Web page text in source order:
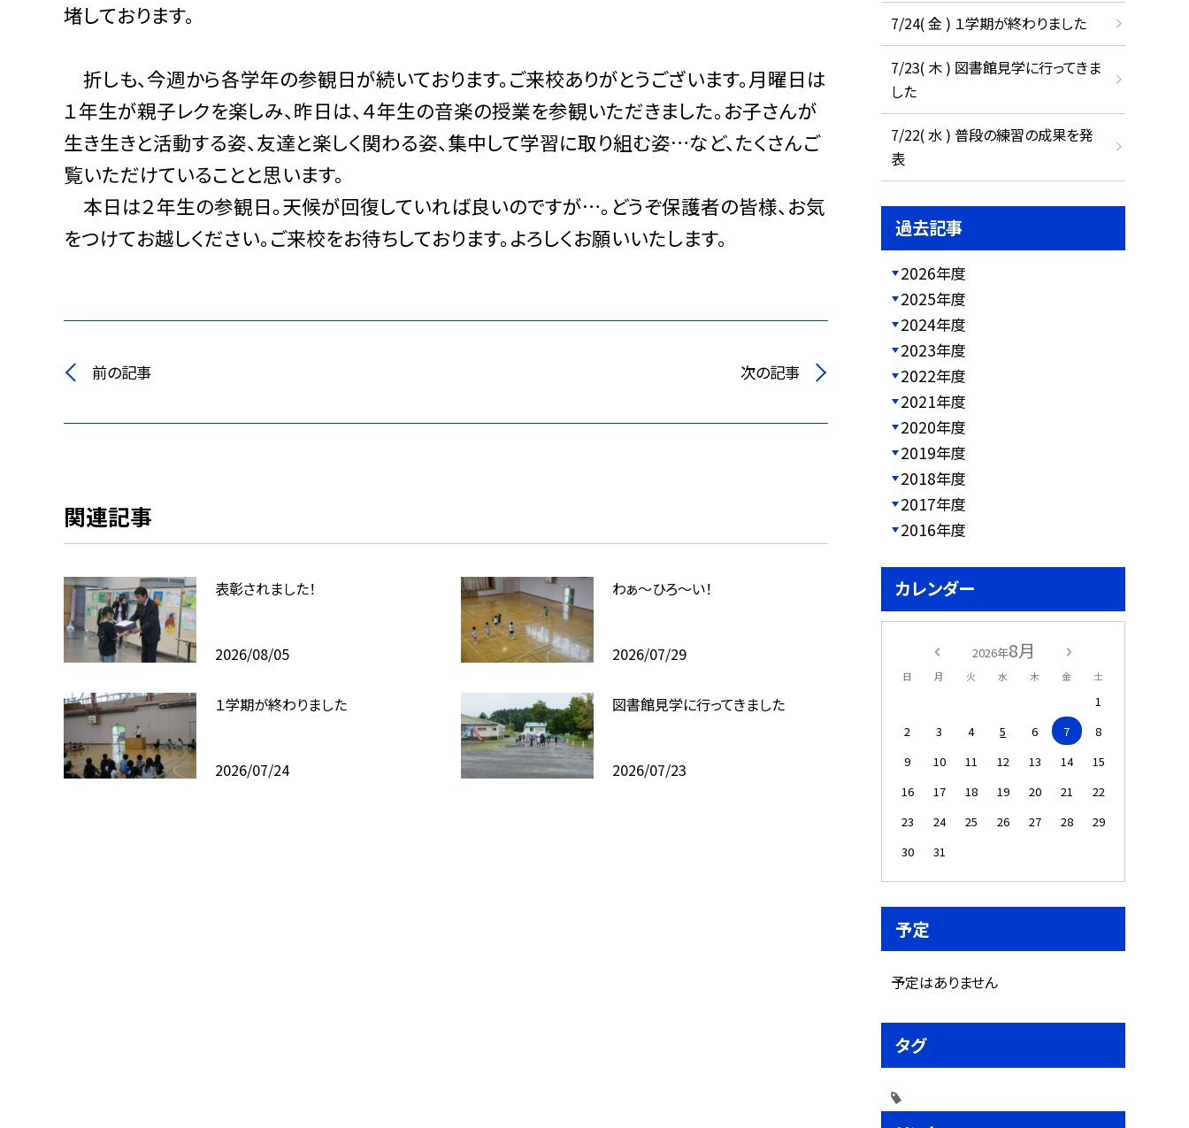
堵しております。
折しも、今週から各学年の参観日が続いております。ご来校ありがとうございます。月曜日は
１年生が親子レクを楽しみ、昨日は、４年生の音楽の授業を参観いただきました。お子さんが
生き生きと活動する姿、友達と楽しく関わる姿、集中して学習に取り組む姿…など、たくさんご
覧いただけていることと思います。
本日は２年生の参観日。天候が回復していれば良いのですが…。どうぞ保護者の皆様、お気
をつけてお越しください。ご来校をお待ちしております。よろしくお願いいたします。
前の記事 次の記事
関連記事
表彰されました！
2026/08/05
わぁ～ひろ～い！
2026/07/29
１学期が終わりました
2026/07/24
図書館見学に行ってきました
2026/07/23
7/24( 金 ) １学期が終わりました
7/23( 木 ) 図書館見学に行ってきま
した
7/22( 水 ) 普段の練習の成果を発
表
過去記事
2026年度
2025年度
2024年度
2023年度
2022年度
2021年度
2020年度
2019年度
2018年度
2017年度
2016年度
カレンダー
2026年8月
日 月 火 水 木 金 土
1
2
3 4 5 6 7
8
9
10 11 12 13 14
15
16
17 18 19 20 21
22
23
24 25 26 27 28
29
30
31
予定
予定はありません
タグ